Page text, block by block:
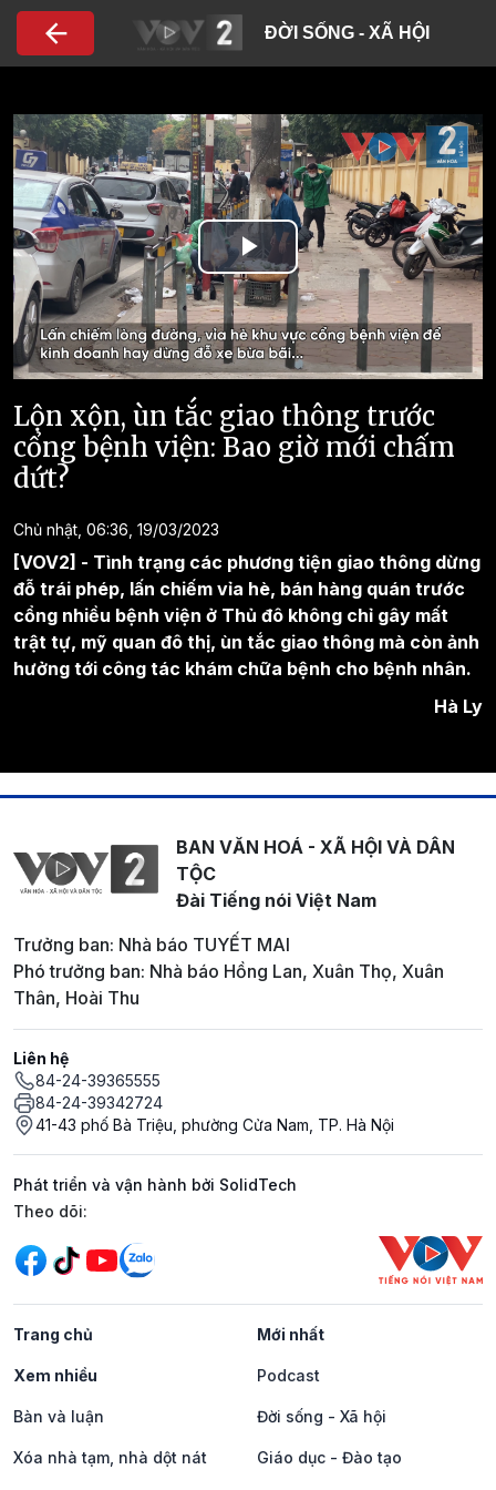
Nhảy đến nội dung
ĐỜI SỐNG - XÃ HỘI
Play
Video
Lộn xộn, ùn tắc giao thông trước
cổng bệnh viện: Bao giờ mới chấm
dứt?
Chủ nhật, 06:36, 19/03/2023
[VOV2] - Tình trạng các phương tiện giao thông dừng
đỗ trái phép, lấn chiếm vỉa hè, bán hàng quán trước
cổng nhiều bệnh viện ở Thủ đô không chỉ gây mất
trật tự, mỹ quan đô thị, ùn tắc giao thông mà còn ảnh
hưởng tới công tác khám chữa bệnh cho bệnh nhân.
Hà Ly
BAN VĂN HOÁ - XÃ HỘI VÀ DÂN
TỘC
Đài Tiếng nói Việt Nam
Trưởng ban: Nhà báo TUYẾT MAI
Phó trưởng ban: Nhà báo Hồng Lan, Xuân Thọ, Xuân
Thân, Hoài Thu
Liên hệ
84-24-39365555
84-24-39342724
41-43 phố Bà Triệu, phường Cửa Nam, TP. Hà Nội
Phát triển và vận hành bởi SolidTech
Mạng xã hội
Theo dõi:
Trang chủ Mới nhất
Xem nhiều Podcast
Bàn và luận Đời sống - Xã hội
Xóa nhà tạm, nhà dột nát Giáo dục - Đào tạo